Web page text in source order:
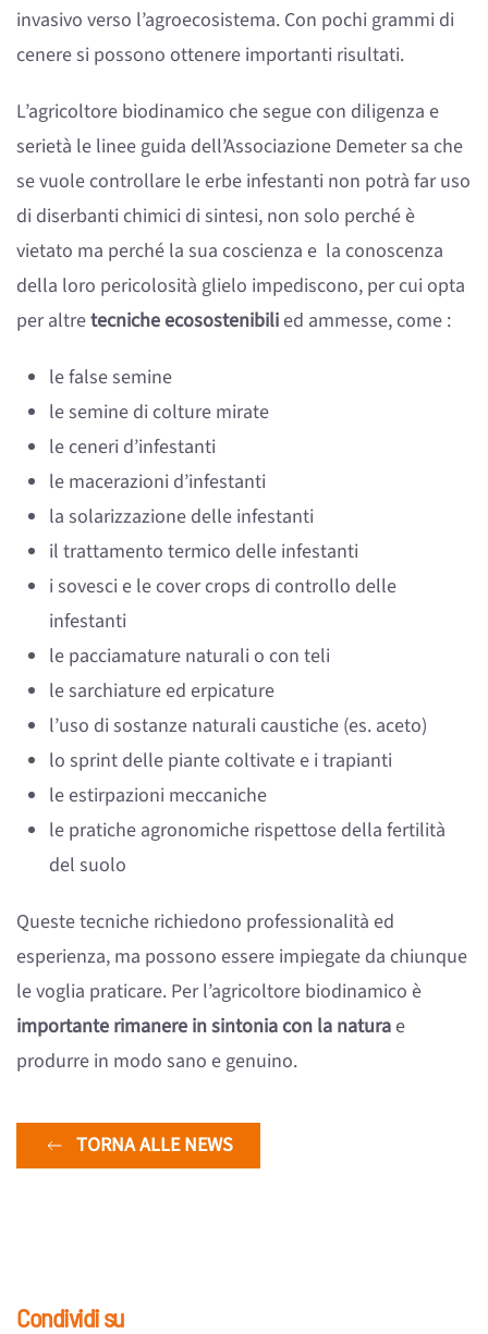
invasivo verso l’agroecosistema. Con pochi grammi di
cenere si possono ottenere importanti risultati.
L’agricoltore biodinamico che segue con diligenza e
serietà le linee guida dell’Associazione Demeter sa che
se vuole controllare le erbe infestanti non potrà far uso
di diserbanti chimici di sintesi, non solo perché è
vietato ma perché la sua coscienza e la conoscenza
della loro pericolosità glielo impediscono, per cui opta
per altretecniche ecosostenibilied ammesse, come :
le false semine
le semine di colture mirate
le ceneri d’infestanti
le macerazioni d’infestanti
la solarizzazione delle infestanti
il trattamento termico delle infestanti
i sovesci e le cover crops di controllo delle
infestanti
le pacciamature naturali o con teli
le sarchiature ed erpicature
l’uso di sostanze naturali caustiche (es. aceto)
lo sprint delle piante coltivate e i trapianti
le estirpazioni meccaniche
le pratiche agronomiche rispettose della fertilità
del suolo
Queste tecniche richiedono professionalità ed
esperienza, ma possono essere impiegate da chiunque
le voglia praticare. Per l’agricoltore biodinamico è
importante rimanere in sintonia con la naturae
produrre in modo sano e genuino.
TORNA ALLE NEWS
Condividi su